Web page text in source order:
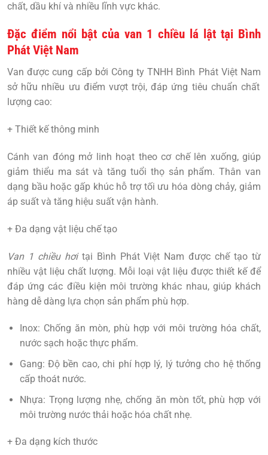
chất, dầu khí và nhiều lĩnh vực khác.
Đặc điểm nổi bật của van 1 chiều lá lật tại Bình
Phát Việt Nam
Vanđược cung cấp bởi Công ty TNHH Bình Phát Việt Nam
sở hữu nhiều ưu điểm vượt trội, đáp ứng tiêu chuẩn chất
lượng cao:
+ Thiết kế thông minh
Cánh van đóng mở linh hoạt theo cơ chế lên xuống, giúp
giảm thiểu ma sát và tăng tuổi thọ sản phẩm. Thân van
dạng bầu hoặc gấp khúc hỗ trợ tối ưu hóa dòng chảy, giảm
áp suất và tăng hiệu suất vận hành.
+ Đa dạng vật liệu chế tạo
Van 1 chiều hơitại Bình Phát Việt Nam được chế tạo từ
nhiều vật liệu chất lượng. Mỗi loại vật liệu được thiết kế để
đáp ứng các điều kiện môi trường khác nhau, giúp khách
hàng dễ dàng lựa chọn sản phẩm phù hợp.
Inox: Chống ăn mòn, phù hợp với môi trường hóa chất,
nước sạch hoặc thực phẩm.
Gang: Độ bền cao, chi phí hợp lý, lý tưởng cho hệ thống
cấp thoát nước.
Nhựa: Trọng lượng nhẹ, chống ăn mòn tốt, phù hợp với
môi trường nước thải hoặc hóa chất nhẹ.
+ Đa dạng kích thước